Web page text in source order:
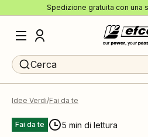
Spedizione gratuita con una
Cerca
Idee Verdi Fai da te
Fai da te 5 min di lettura